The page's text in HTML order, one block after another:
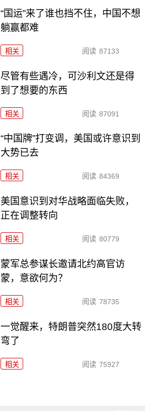
“国运”来了谁也挡不住，中国不想
躺赢都难
相关 阅读 87133
尽管有些遇冷，可沙利文还是得
到了想要的东西
相关 阅读 87091
“中国牌”打变调，美国或许意识到
大势已去
相关 阅读 84369
美国意识到对华战略面临失败，
正在调整转向
相关 阅读 80779
​蒙军总参谋长邀请北约高官访
蒙，意欲何为？
相关 阅读 78735
一觉醒来，特朗普突然180度大转
弯了
相关 阅读 75927